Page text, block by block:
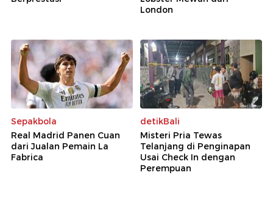
London
Sepakbola
Real Madrid Panen Cuan
dari Jualan Pemain La
Fabrica
detikBali
Misteri Pria Tewas
Telanjang di Penginapan
Usai Check In dengan
Perempuan